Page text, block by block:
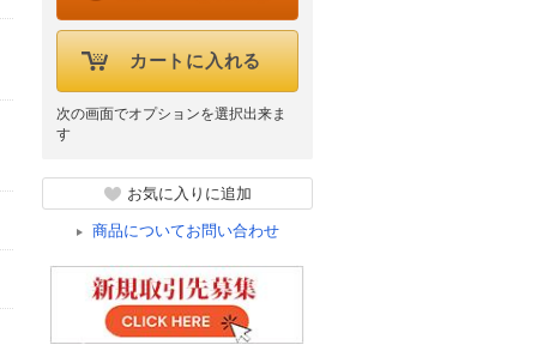
カートに入れる
次の画面でオプションを選択出来ま
す
お気に入りに追加
商品についてお問い合わせ